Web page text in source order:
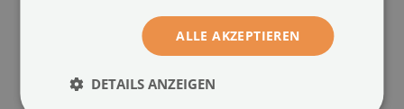
ALLE AKZEPTIEREN
DETAILS ANZEIGEN